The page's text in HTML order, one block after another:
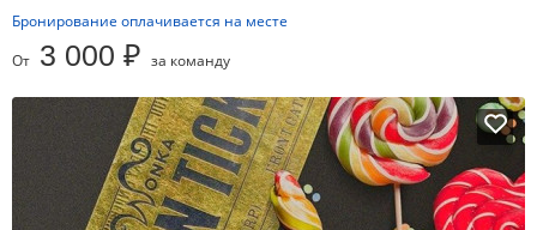
Бронирование оплачивается на месте
От 3 000 ₽ за команду